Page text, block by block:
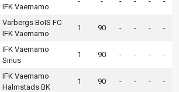
IFK Vaernamo
Varbergs BoIS FC
IFK Vaernamo
1 90 - - - -
IFK Vaernamo
Sirius
1 90 - - - -
IFK Vaernamo
Halmstads BK
1 90 - - - -